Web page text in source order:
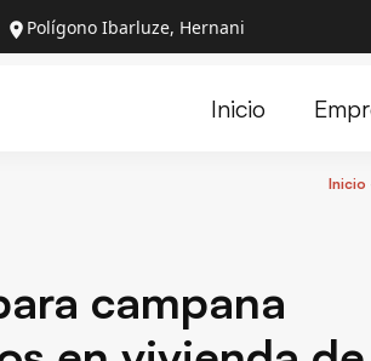
Polígono Ibarluze, Hernani
Inicio
Inicio
campana